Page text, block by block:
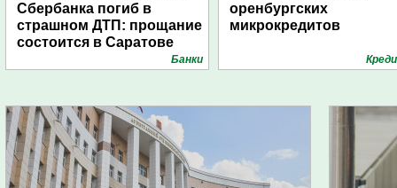
Сбербанка погиб в
страшном ДТП: прощание
состоится в Саратове
Банки
оренбургских
микрокредитов